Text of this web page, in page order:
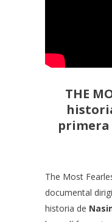
THE
The Most
documental
historia de